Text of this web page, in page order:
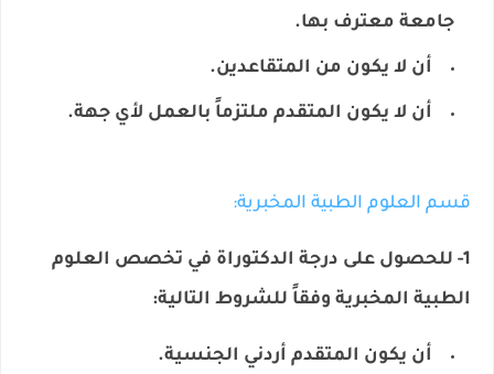
جامعة معترف بها.
أن لا يكون من المتقاعدين.
أن لا يكون المتقدم ملتزماً بالعمل لأي جهة.
​قسم العلوم الطبية المخبرية:
1- للحصول على درجة الدكتوراة في تخصص العلوم
الطبية المخبرية وفقاً للشروط التالية:
أن يكون المتقدم أردني الجنسية.